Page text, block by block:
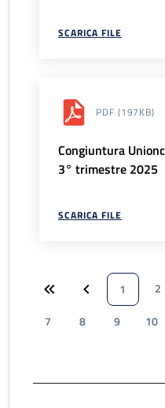
SCARICA FILE
PDF (197KB)
Congiuntura
3° trimestre 2025
SCARICA FILE
1 2
7
8 9 10